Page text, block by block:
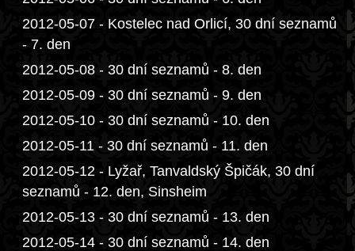
2012-05-07 - Kostelec nad Orlicí, 30 dní seznamů
- 7. den
2012-05-08 - 30 dní seznamů - 8. den
2012-05-09 - 30 dní seznamů - 9. den
2012-05-10 - 30 dní seznamů - 10. den
2012-05-11 - 30 dní seznamů - 11. den
2012-05-12 - Lyžař, Tanvaldský Špičák, 30 dní
seznamů - 12. den, Sinsheim
2012-05-13 - 30 dní seznamů - 13. den
2012-05-14 - 30 dní seznamů - 14. den